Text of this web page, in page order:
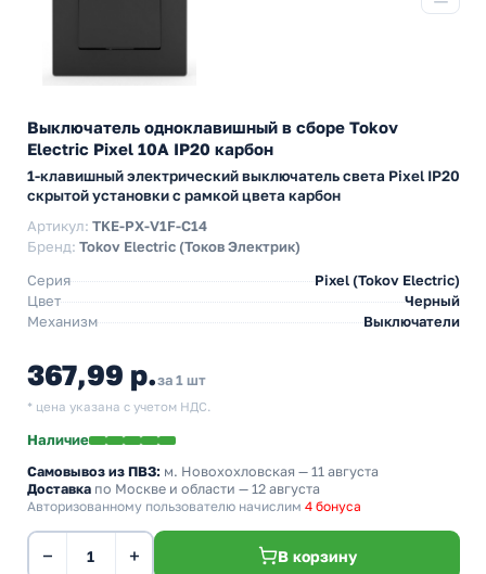
Выключатель одноклавишный в сборе Tokov
Electric Pixel 10А IP20 карбон
1-клавишный электрический выключатель света Pixel IP20
скрытой установки с рамкой цвета карбон
Артикул: TKE-PX-V1F-C14
Бренд: Tokov Electric (Токов Электрик)
Серия
Pixel (Tokov Electric)
Цвет
Черный
Механизм
Выключатели
367,99 р.за 1 шт
* цена указана с учетом НДС.
Наличие
Самовывоз из ПВЗ: м. Новохохловская — 11 августа
Доставка по Москве и области — 12 августа
Авторизованному пользователю начислим 4 бонуса
− + В корзину